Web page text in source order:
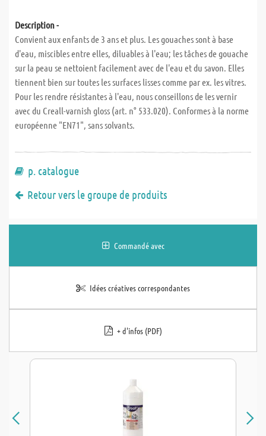
Description -
Convient aux enfants de 3 ans et plus. Les gouaches sont à base
d'eau, miscibles entre elles, diluables à l'eau; les tâches de gouache
sur la peau se nettoient facilement avec de l'eau et du savon. Elles
tiennent bien sur toutes les surfaces lisses comme par ex. les vitres.
Pour les rendre résistantes à l'eau, nous conseillons de les vernir
avec du Creall-varnish gloss (art. n° 533.020). Conformes à la norme
européenne "EN71", sans solvants.
p. catalogue
Retour vers le groupe de produits
Commandé avec
Idées créatives correspondantes
+ d'infos (PDF)